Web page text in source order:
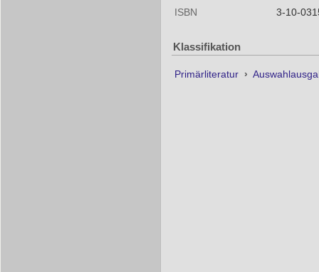
ISBN 3-10-
Klassifikation
Primärliteratur ›